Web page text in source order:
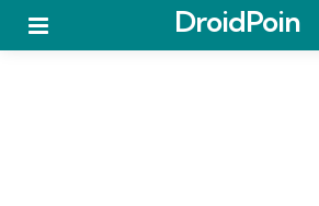
DroidPoin